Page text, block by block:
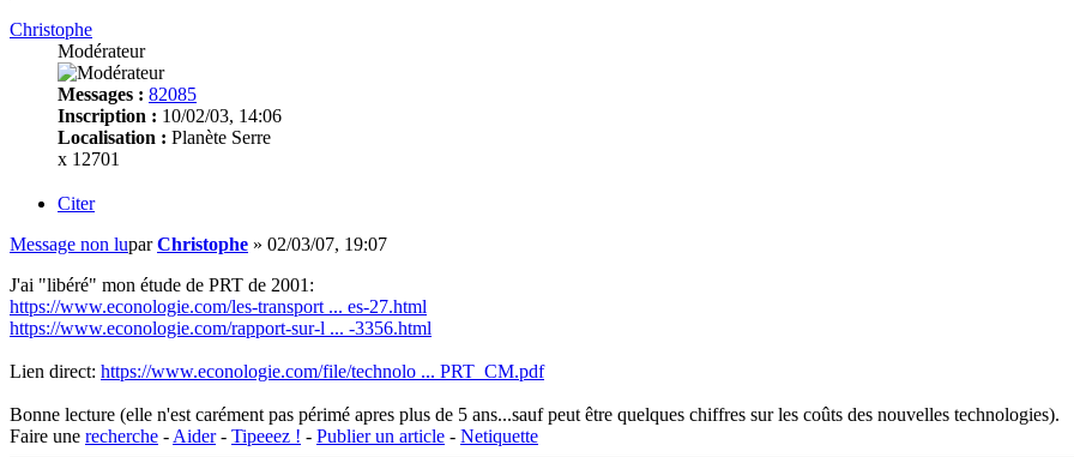
Christophe
Modérateur
Messages : 82085
Inscription : 10/02/03, 14:06
Localisation : Planète Serre
x 12701
Citer
Message non luparChristophe » 02/03/07, 19:07
J'ai "libéré" mon étude de PRT de 2001:
https://www.econologie.com/les-transport ... es-27.html
https://www.econologie.com/rapport-sur-l ... -3356.html
Lien direct: https://www.econologie.com/file/technolo ... PRT_CM.pdf
Bonne lecture (elle n'est carément pas périmé apres plus de 5 ans...sauf peut être quelques chiffres sur les coûts des nouvelles technologies).
Faire une recherche - Aider- Tipeeez ! - Publier un article - Netiquette